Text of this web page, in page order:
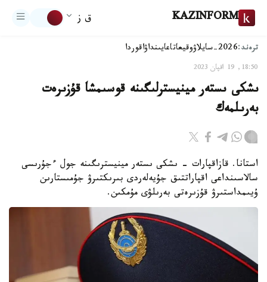
KAZINFORM ق ز
ترەند:2026-سايلاۋ وقيعاتاعايىنداۋاقوردا
18:50, 19 اقپان 2023
ىشكى ىستەر مينيسترلىگىنە قوسىمشا قۇزىرەت
بەرىلمەك
استانا. قازاقپارات - ىشكى ىستەر مينيسترىگىنە جول ءجۇرىسى
سالاسىنداعى اقپاراتتىق جۇيەلەردى بىرىكتىرۋ جۇمىستارىن
ۇيىمداستىرۋ قۇزىرەتى بەرىلۋى مۇمكىن.